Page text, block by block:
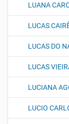
LUANA
LUCAS
LUCAS DO
LUCAS
LUCIANA
LUCIO